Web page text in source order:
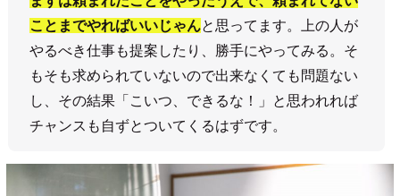
ことまでやればいいじゃんと思ってます。上の人が
やるべき仕事も提案したり、勝手にやってみる。そ
もそも求められていないので出来なくても問題ない
し、その結果「こいつ、できるな！」と思われれば
チャンスも自ずとついてくるはずです。